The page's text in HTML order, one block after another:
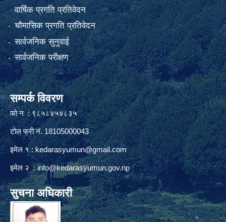
वार्षिक प्रगति प्रतिवेदन
चौमासिक प्रगति प्रतिवेदन
सार्वजनिक सुनुवाई
सार्वजनिक परीक्षण
सम्पर्क विवरण
फाे न : ९८५८४५४८३५
टोल फ्री नं. 18105000043
इमेल १ :kedarasyumun@gmail.com
इमेल २ :info@kedarasyumun.gov.np
सुचना अधिकारी